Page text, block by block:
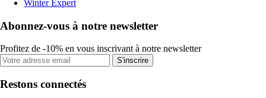
Winter Expert
Abonnez-vous à notre newsletter
Profitez de -10% en vous inscrivant à notre newsletter
S'inscrire
Restons connectés